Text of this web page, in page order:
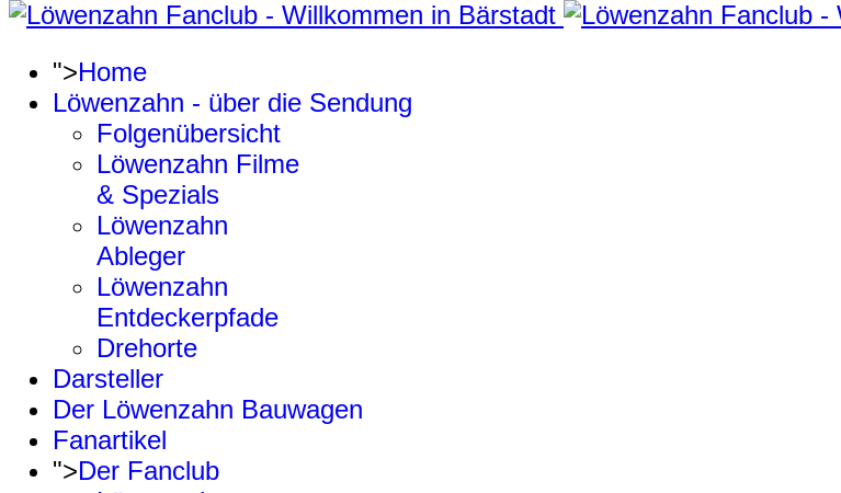
">Home
Löwenzahn - über die Sendung
Folgenübersicht
Löwenzahn Filme
& Spezials
Löwenzahn
Ableger
Löwenzahn
Entdeckerpfade
Drehorte
Darsteller
Der Löwenzahn Bauwagen
Fanartikel
">Der Fanclub